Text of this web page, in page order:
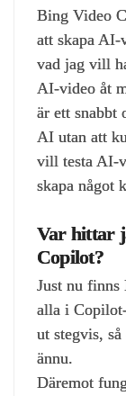
Bing Video
att skapa
vad jag vill
AI‑video åt
är ett snabbt
AI utan att
vill testa
skapa något
Var hittar
Copilot?
Just nu
alla i
ut stegvis,
ännu.
Däremot